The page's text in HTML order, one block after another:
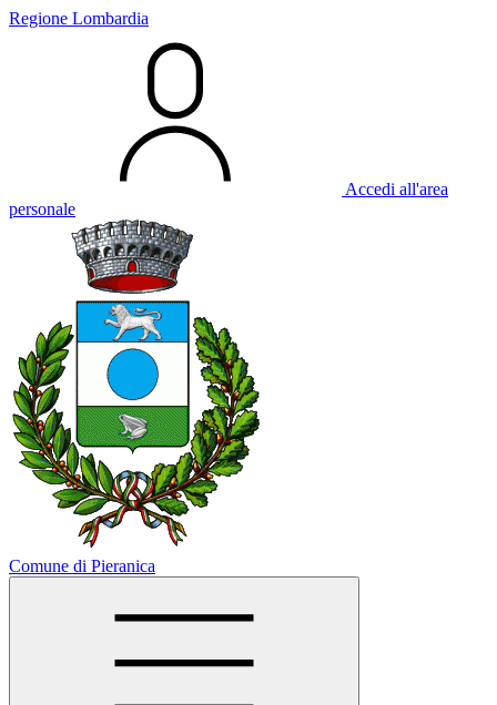
Regione Lombardia
Accedi all'area
personale
Comune di Pieranica